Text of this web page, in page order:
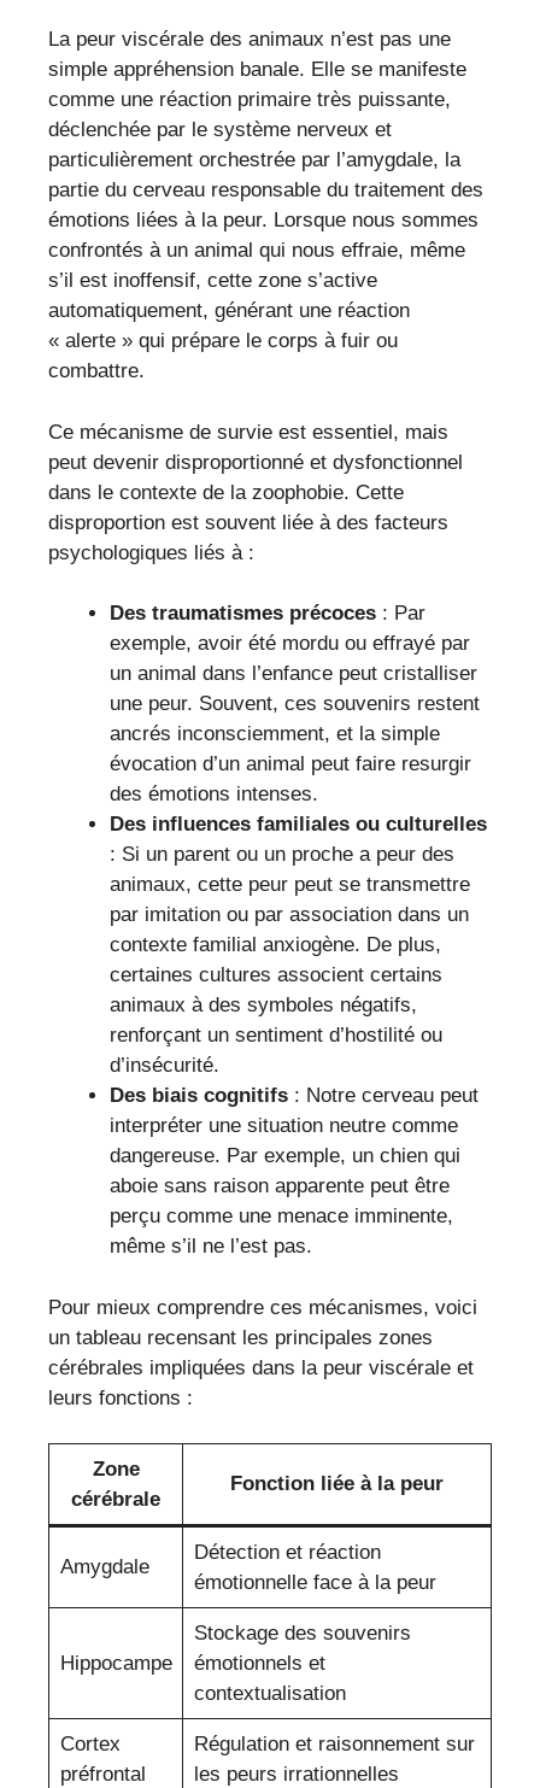
La peur viscérale des animaux n’est pas une
simple appréhension banale. Elle se manifeste
comme une réaction primaire très puissante,
déclenchée par le système nerveux et
particulièrement orchestrée par l’amygdale, la
partie du cerveau responsable du traitement des
émotions liées à la peur. Lorsque nous sommes
confrontés à un animal qui nous effraie, même
s’il est inoffensif, cette zone s’active
automatiquement, générant une réaction
« alerte » qui prépare le corps à fuir ou
combattre.
Ce mécanisme de survie est essentiel, mais
peut devenir disproportionné et dysfonctionnel
dans le contexte de la zoophobie. Cette
disproportion est souvent liée à des facteurs
psychologiques liés à :
Des traumatismes précoces : Par
exemple, avoir été mordu ou effrayé par
un animal dans l’enfance peut cristalliser
une peur. Souvent, ces souvenirs restent
ancrés inconsciemment, et la simple
évocation d’un animal peut faire resurgir
des émotions intenses.
Des influences familiales ou culturelles
: Si un parent ou un proche a peur des
animaux, cette peur peut se transmettre
par imitation ou par association dans un
contexte familial anxiogène. De plus,
certaines cultures associent certains
animaux à des symboles négatifs,
renforçant un sentiment d’hostilité ou
d’insécurité.
Des biais cognitifs : Notre cerveau peut
interpréter une situation neutre comme
dangereuse. Par exemple, un chien qui
aboie sans raison apparente peut être
perçu comme une menace imminente,
même s’il ne l’est pas.
Pour mieux comprendre ces mécanismes, voici
un tableau recensant les principales zones
cérébrales impliquées dans la peur viscérale et
leurs fonctions :
Zone
cérébrale
Fonction liée à la peur
Amygdale
Détection et réaction
émotionnelle face à la peur
Hippocampe
Stockage des souvenirs
émotionnels et
contextualisation
Cortex
préfrontal
Régulation et raisonnement sur
les peurs irrationnelles